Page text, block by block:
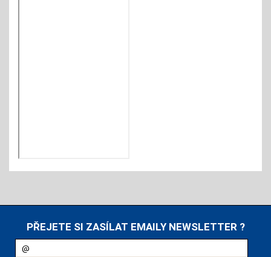
PŘEJETE SI ZASÍLAT EMAILY NEWSLETTER ?